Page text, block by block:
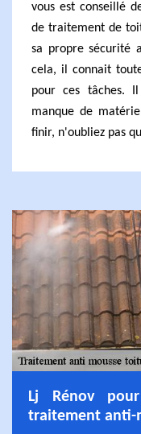
vous est conseillé
de traitement de
sa propre sécurité
cela, il connait
pour ces tâches.
manque de
finir, n'oubliez pas
Lj Rénov
traitement anti-